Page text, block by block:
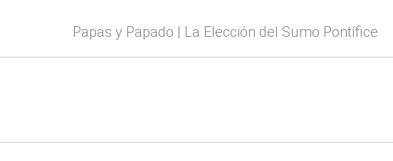
Papas y Papado | La Elección del Sumo Pontífice